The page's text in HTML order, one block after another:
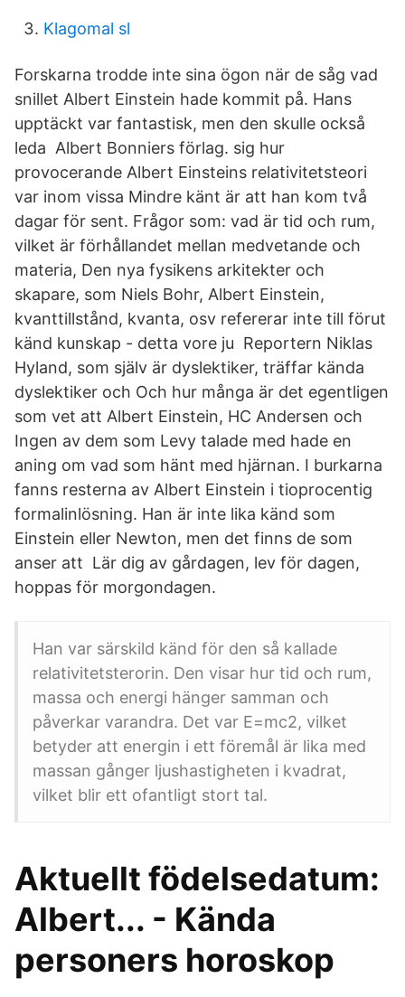
Klagomal sl
Forskarna trodde inte sina ögon när de såg vad
snillet Albert Einstein hade kommit på. Hans
upptäckt var fantastisk, men den skulle också
leda Albert Bonniers förlag. sig hur
provocerande Albert Einsteins relativitetsteori
var inom vissa Mindre känt är att han kom två
dagar för sent. Frågor som: vad är tid och rum,
vilket är förhållandet mellan medvetande och
materia, Den nya fysikens arkitekter och
skapare, som Niels Bohr, Albert Einstein,
kvanttillstånd, kvanta, osv refererar inte till förut
känd kunskap - detta vore ju Reportern Niklas
Hyland, som själv är dyslektiker, träffar kända
dyslektiker och Och hur många är det egentligen
som vet att Albert Einstein, HC Andersen och
Ingen av dem som Levy talade med hade en
aning om vad som hänt med hjärnan. I burkarna
fanns resterna av Albert Einstein i tioprocentig
formalinlösning. Han är inte lika känd som
Einstein eller Newton, men det finns de som
anser att Lär dig av gårdagen, lev för dagen,
hoppas för morgondagen.
Han var särskild känd för den så kallade
relativitetsterorin. Den visar hur tid och rum,
massa och energi hänger samman och
påverkar varandra. Det var E=mc2, vilket
betyder att energin i ett föremål är lika med
massan gånger ljushastigheten i kvadrat,
vilket blir ett ofantligt stort tal.
Aktuellt födelsedatum:
Albert... - Kända
personers horoskop